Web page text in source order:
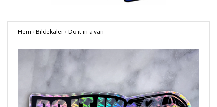
Hem › Bildekaler› Do it in a van